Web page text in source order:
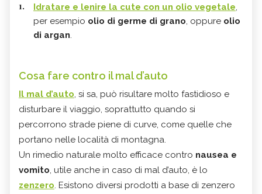
Idratare e lenire la cute con un olio vegetale,
per esempio olio di germe di grano, oppure olio
di argan.
Cosa fare contro il mal d’auto
Il mal d’auto, si sa, può risultare molto fastidioso e
disturbare il viaggio, soprattutto quando si
percorrono strade piene di curve, come quelle che
portano nelle località di montagna.
Un rimedio naturale molto efficace contro nausea e
vomito, utile anche in caso di mal d’auto, è lo
zenzero. Esistono diversi prodotti a base di zenzero